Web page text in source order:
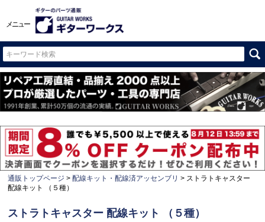
メニュー
通販トップページ 配線キット・配線済アッセンブリ
ストラトキャスター
配線キット （５種）
ストラトキャスター 配線キット （５種）